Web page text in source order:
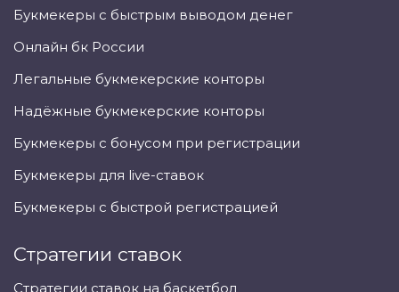
Букмекеры с быстрым выводом денег
Онлайн бк России
Легальные букмекерские конторы
Надёжные букмекерские конторы
Букмекеры с бонусом при регистрации
Букмекеры для live-ставок
Букмекеры с быстрой регистрацией
Стратегии ставок
Стратегии ставок на баскетбол